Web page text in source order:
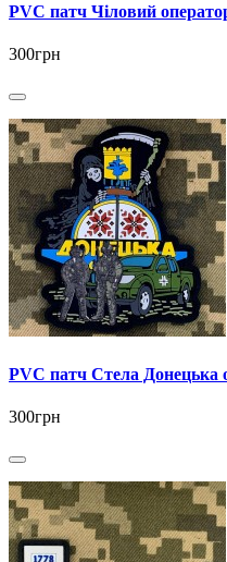
PVC патч Чіловий
300грн
PVC патч Стела Донецька
300грн